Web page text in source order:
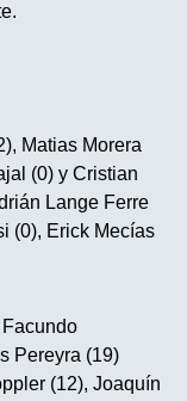
Matias Morera
(0) y Cristian
Lange Ferre
(0), Erick Mecías
Pereyra (19)
(12), Joaquín